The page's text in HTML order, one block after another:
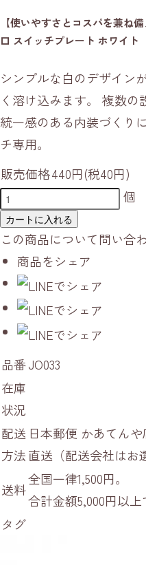
【使いやすさとコスパを兼ね
口 スイッチプレート ホワイト
シンプルな白のデザイン
く溶け込みます。 複数の
統一感のある内装づくり
チ専用。
販売価格440円(税40円)
個
カートに入れる
この商品について問い合
商品をシェア
品番JO033
在庫
状況
配送
方法
日本郵便 かあてん
直送（配送会社はお
送料
全国一律1,500円。
合計金額5,000円以
タグ